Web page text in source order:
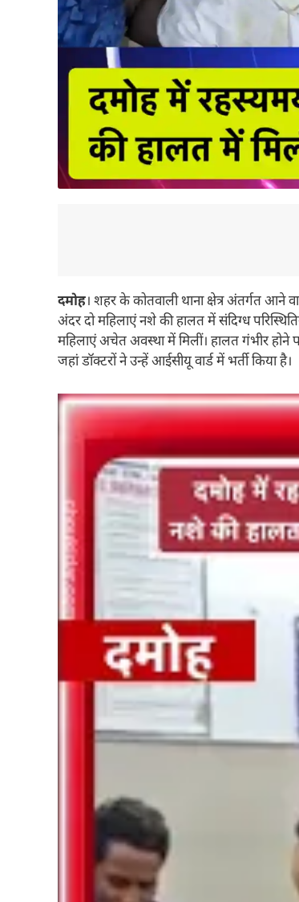
दमोह। शहर के कोतवाली थाना क्षेत्र अंतर्गत
अंदर दो महिलाएं नशे की हालत में संदिग्ध
महिलाएं अचेत अवस्था में मिलीं। हालत गंभीर होने
जहां डॉक्टरों ने उन्हें आईसीयू वार्ड में भर्ती किया है।